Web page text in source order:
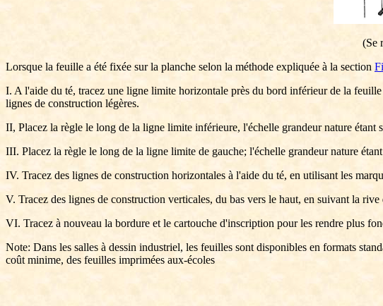
(Se
Lorsque la feuille a été fixée sur la planche selon la méthode expliquée à la section
I. A l'aide du té, tracez une ligne limite horizontale près du bord inférieur de la
lignes de construction légères.
II, Placez la règle le long de la ligne limite inférieure, l'échelle grandeur nature étant
III. Placez la règle le long de la ligne limite de gauche; l'échelle grandeur nature
IV. Tracez des lignes de construction horizontales à l'aide du té, en utilisant les
V. Tracez des lignes de construction verticales, du bas vers le haut, en suivant la
VI. Tracez à nouveau la bordure et le cartouche d'inscription pour les rendre plus
Note: Dans les salles à dessin industriel, les feuilles sont disponibles en formats
coût minime, des feuilles imprimées aux-écoles